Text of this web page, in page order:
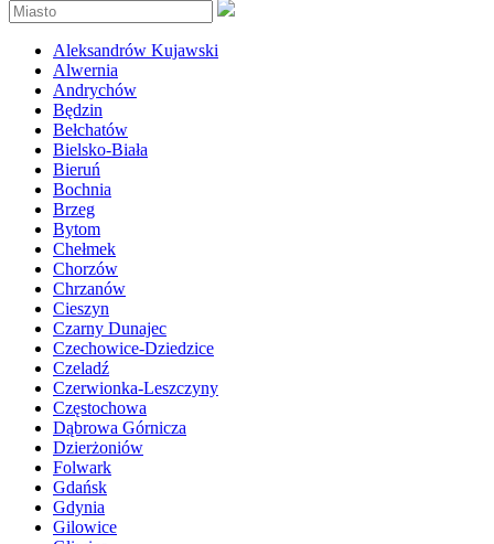
Aleksandrów Kujawski
Alwernia
Andrychów
Będzin
Bełchatów
Bielsko-Biała
Bieruń
Bochnia
Brzeg
Bytom
Chełmek
Chorzów
Chrzanów
Cieszyn
Czarny Dunajec
Czechowice-Dziedzice
Czeladź
Czerwionka-Leszczyny
Częstochowa
Dąbrowa Górnicza
Dzierżoniów
Folwark
Gdańsk
Gdynia
Gilowice